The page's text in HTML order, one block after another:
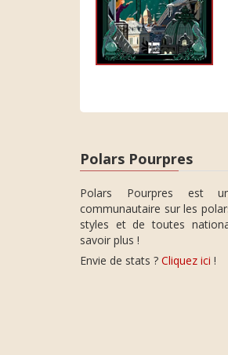
Polars Pourpres
Polars Pourpres est
communautaire sur les
styles et de toutes
savoir plus !
Envie de stats ? Cliquez ici !